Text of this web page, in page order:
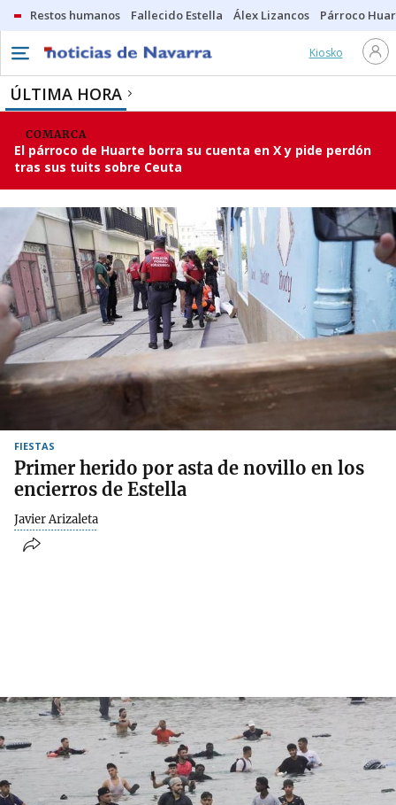
Restos humanos Fallecido Estella Álex Lizancos Párroco
Kiosko
ÚLTIMA HORA
COMARCA
El párroco de Huarte borra su cuenta en X y pide perdón
tras sus tuits sobre Ceuta
FIESTAS
Primer herido por asta de novillo en los
encierros de Estella
Javier Arizaleta